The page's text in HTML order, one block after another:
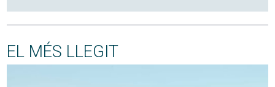
EL MÉS LLEGIT